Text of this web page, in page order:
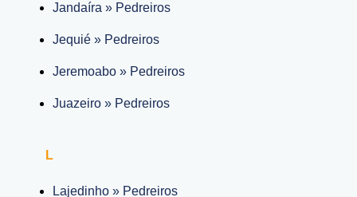
Jandaíra » Pedreiros
Jequié » Pedreiros
Jeremoabo » Pedreiros
Juazeiro » Pedreiros
L
Lajedinho » Pedreiros